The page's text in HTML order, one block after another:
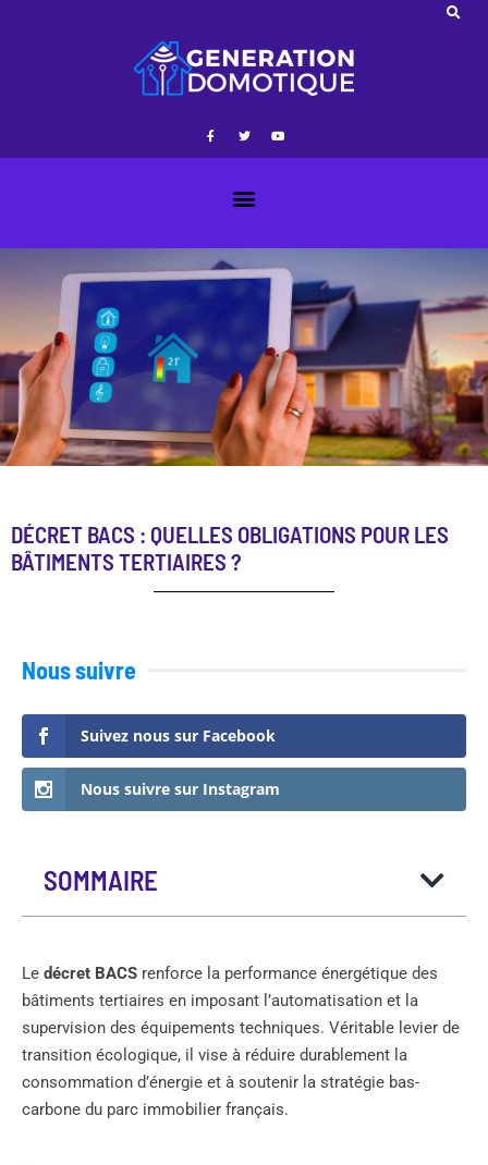
DÉCRET BACS : QUELLES OBLIGATIONS POUR LES
BÂTIMENTS TERTIAIRES ?
Nous suivre
Suivez nous sur Facebook
Nous suivre sur Instagram
SOMMAIRE
Le décret BACS renforce la performance énergétique des
bâtiments tertiaires en imposant l’automatisation et la
supervision des équipements techniques. Véritable levier de
transition écologique, il vise à réduire durablement la
consommation d’énergie et à soutenir la stratégie bas-
carbone du parc immobilier français.